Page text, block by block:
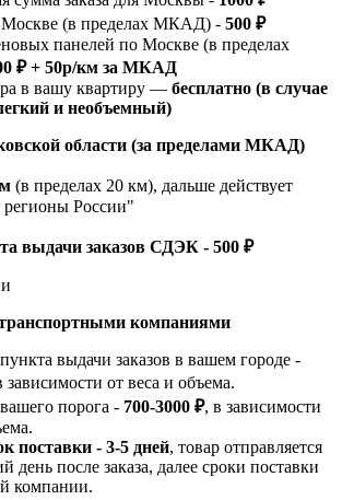
Москве (в пределах МКАД) - 500 ₽
панелей по Москве (в пределах
₽ + 50р/км за МКАД
в вашу квартиру — бесплатно (в случае
и необъемный)
области (за пределами МКАД)
(в пределах 20 км), дальше действует
регионы России"
выдачи заказов СДЭК - 500 ₽
компаниями
выдачи заказов в вашем городе -
зависимости от веса и объема.
порога - 700-3000 ₽, в зависимости
поставки - 3-5 дней, товар отправляется
день после заказа, далее сроки поставки
компании.